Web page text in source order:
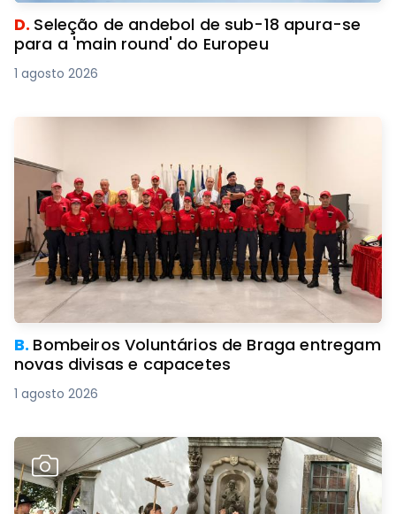
D. Seleção de andebol de sub-18 apura-se
para a 'main round' do Europeu
1 agosto 2026
B. Bombeiros Voluntários de Braga entregam
novas divisas e capacetes
1 agosto 2026